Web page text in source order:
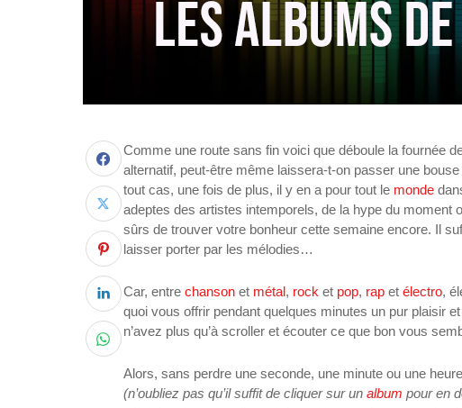
Comme une route sans fin voici que déboule la fournée
alternatif, peut-être même laissera-t-on passer une
tout cas, une fois de plus, il y en a pour tout le monde
adeptes des artistes intemporels, de la hype du moment
sûrs de trouver votre bonheur cette semaine encore. Il
laisser porter par les mélodies…
Car, entre chanson et métal, rock et pop, rap et électro,
quoi vous offrir pendant quelques minutes un pur plaisir
n’avez plus qu’à scroller et écouter ce que bon vous
Alors, sans perdre une seconde, une minute ou une
(n’oubliez pas qu’il suffit de cliquer sur un album pour en